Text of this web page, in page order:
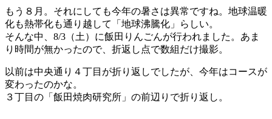
もう８月。それにしても今年の暑さは異常ですね。地球温暖
化も熱帯化も通り越して「地球沸騰化」らしい。
そんな中、8/3（土）に飯田りんごんが行われました。あま
り時間が無かったので、折返し点で数組だけ撮影。
以前は中央通り４丁目が折り返しでしたが、今年はコースが
変わったのかな。
３丁目の「飯田焼肉研究所」の前辺りで折り返し。